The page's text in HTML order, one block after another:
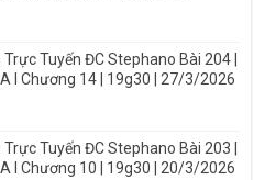
Trực Tuyến ĐC Stephano Bài 204 |
I Chương 14 | 19g30 | 27/3/2026
Trực Tuyến ĐC Stephano Bài 203 |
I Chương 10 | 19g30 | 20/3/2026